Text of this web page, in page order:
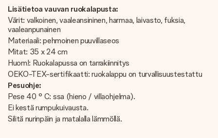
Lisätietoa vauvan ruokalapusta:
Värit: valkoinen, vaaleansininen, harmaa, laivasto, fuksia,
vaaleanpunainen
Materiaali: pehmoinen puuvillaseos
Mitat: 35 x 24 cm
Huom!: Ruokalapussa on tarrakiinnitys
OEKO-TEX-sertifikaatti: ruokalappu on turvallisuustestattu
Pesuohje:
Pese 40 ° C: ssa (hieno / villaohjelma).
Ei kestä rumpukuivausta.
Silitä nurinpäin ja matalalla lämmöllä.